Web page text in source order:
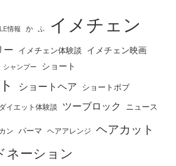
情報 か ふ イメチェン
ー イメチェン体験談 イメチェン映画
シャンプー ショート
ショートヘア ショートボブ
ダイエット体験談 ツーブロック ニュース
ン パーマ ヘアアレンジ ヘアカット
ネーション